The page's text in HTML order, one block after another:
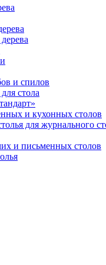
и спилов
стола
и кухонных столов
для журнального
и письменных столов